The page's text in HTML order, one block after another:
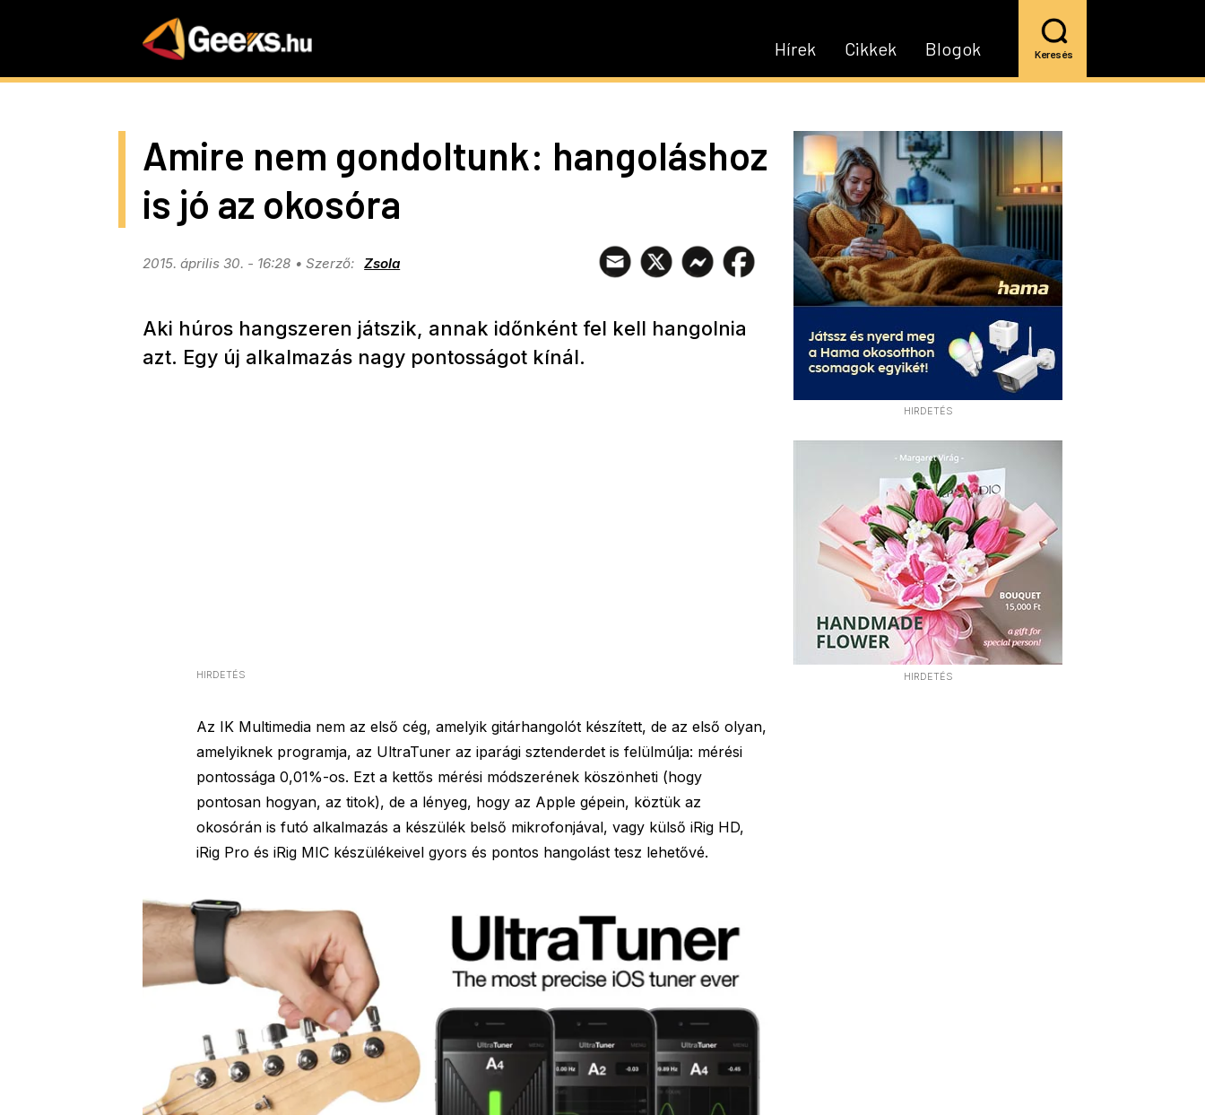
Blogok
Cikkek
Hírek Keresés
HIRDETÉS
HIRDETÉS
Amire nem gondoltunk: hangoláshoz
is jó az okosóra
2015. április 30. - 16:28 Zsola
Aki húros hangszeren játszik, annak időnként fel kell hangolnia
azt. Egy új alkalmazás nagy pontosságot kínál.
HIRDETÉS
Az IK Multimedia nem az első cég, amelyik gitárhangolót készített, de az első olyan,
amelyiknek programja, az UltraTuner az iparági sztenderdet is felülmúlja: mérési
pontossága 0,01%-os. Ezt a kettős mérési módszerének köszönheti (hogy
pontosan hogyan, az titok), de a lényeg, hogy az Apple gépein, köztük az
okosórán is futó alkalmazás a készülék belső mikrofonjával, vagy külső iRig HD,
iRig Pro és iRig MIC készülékeivel gyors és pontos hangolást tesz lehetővé.